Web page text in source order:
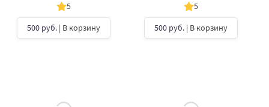
5
500 руб. | В корзину
5
500 руб. | В корзину